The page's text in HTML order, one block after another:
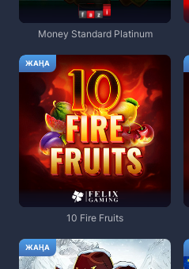
Money Standard Platinum
ЖАҢА
10 Fire Fruits
ЖАҢА